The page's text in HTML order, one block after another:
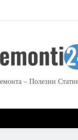
– Полезни